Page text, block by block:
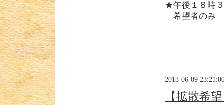
★午後１８時
希望者のみ
2013-06-09
【拡散希